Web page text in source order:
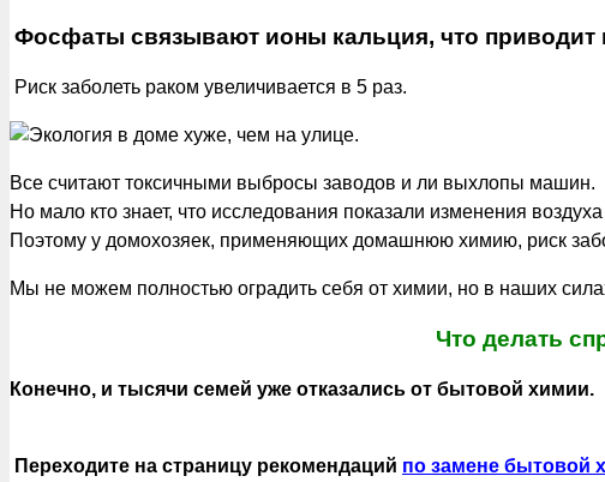
Фосфаты связывают ионы кальция, что приводит
Риск заболеть раком увеличивается в 5 раз.
Все считают токсичными выбросы заводов и ли выхлопы машин.
Но мало кто знает, что исследования показали изменения
Поэтому у домохозяек, применяющих домашнюю химию, риск
Мы не можем полностью оградить себя от химии, но в наших
Что делать
Конечно, и тысячи семей уже отказались от бытовой химии.
Переходите на страницу рекомендаций по замене бытовой